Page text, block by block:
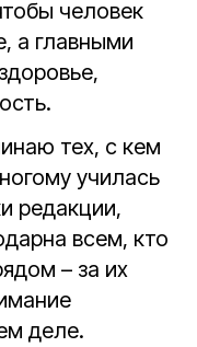
человек
а главными
тех, с кем
училась
редакции,
всем, кто
– за их
деле.